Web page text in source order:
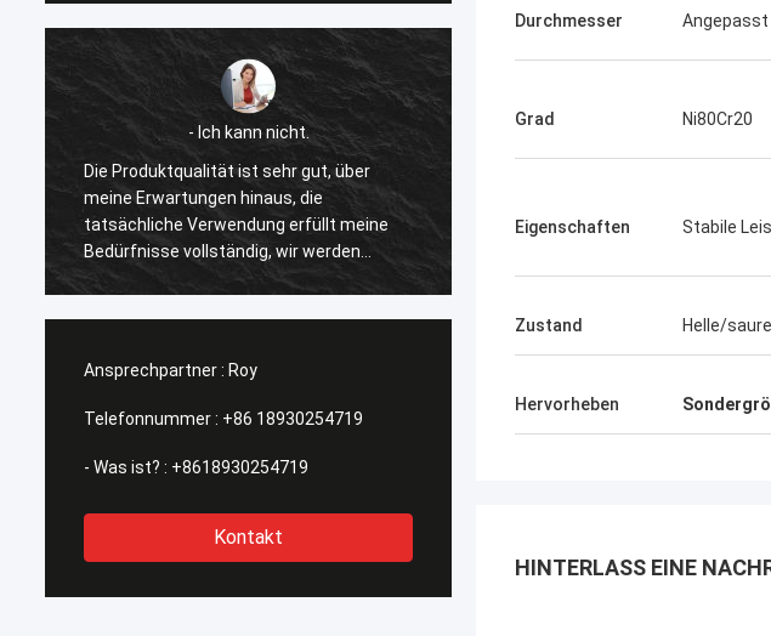
- Ich kann nicht.
ist sehr gut, über
hinaus, die
Verwendung erfüllt meine
vollständig, wir werden
Matthew ist ein...
Ich habe eine niedrig expandierende
Legierung von Joy gekauft. Sie ist eine
sehr verantwortungsbewusste Dame. Die
Produktqualität von Huona ist ziemlich
gut.
Ansprechpartner : Roy
Telefonnummer : +86 18930254719
- Was ist? : +8618930254719
Kontakt
Durchmesser Angepasst
Grad Ni80Cr20
Eigenschaften Stabile
Zustand Helle/
Hervorheben
HINTERLASS EINE